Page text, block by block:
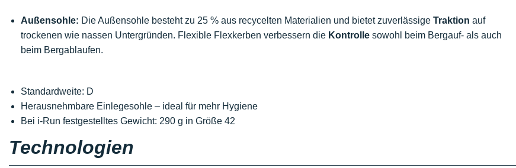
Außensohle: Die Außensohle besteht zu 25 % aus recycelten Materialien und bietet zuverlässige Traktion auf
trockenen wie nassen Untergründen. Flexible Flexkerben verbessern die Kontrolle sowohl beim Bergauf- als auch
beim Bergablaufen.
Standardweite: D
Herausnehmbare Einlegesohle – ideal für mehr Hygiene
Bei i-Run festgestelltes Gewicht: 290 g in Größe 42
Technologien